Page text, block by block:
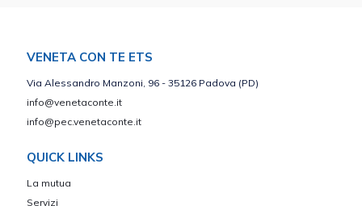
VENETA CON TE ETS
Via Alessandro Manzoni, 96 - 35126 Padova (PD)
info@venetaconte.it
info@pec.venetaconte.it
QUICK LINKS
La mutua
Servizi